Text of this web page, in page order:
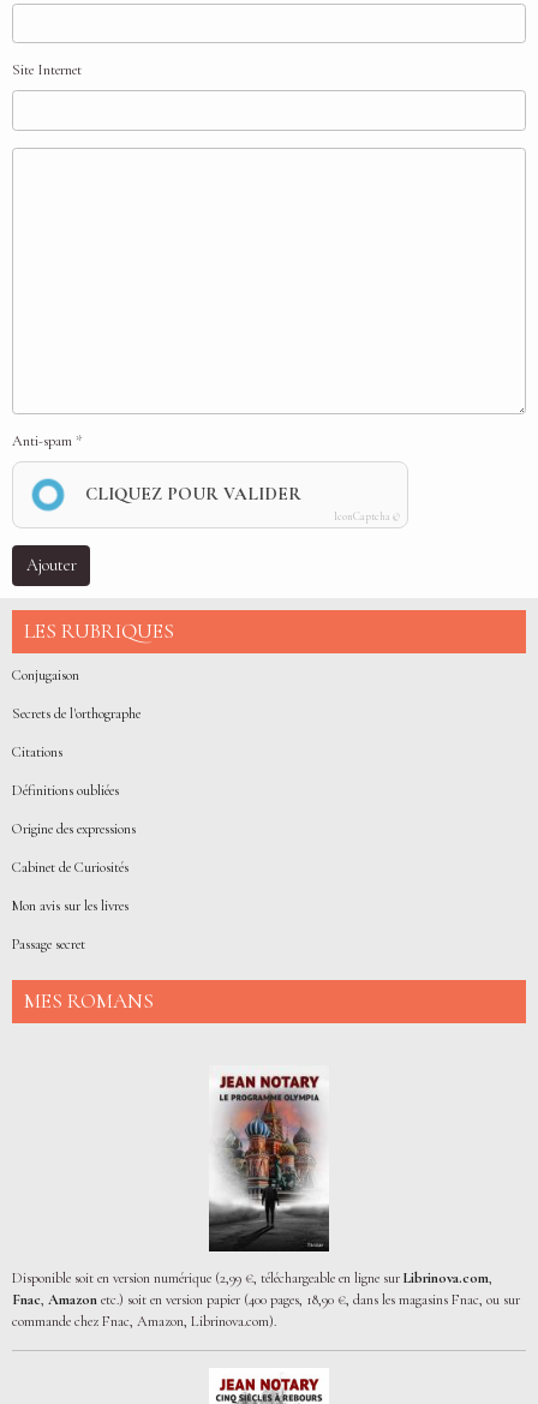
Site Internet
Anti-spam
CLIQUEZ POUR VALIDER
IconCaptcha ©
Ajouter
LES RUBRIQUES
Conjugaison
Secrets de l'orthographe
Citations
Définitions oubliées
Origine des expressions
Cabinet de Curiosités
Mon avis sur les livres
Passage secret
MES ROMANS
Disponible soit en version numérique (2,99 €, téléchargeable en ligne sur Librinova.com,
Fnac, Amazon etc.) soit en version papier (400 pages, 18,90 €, dans les magasins Fnac, ou sur
commande chez Fnac, Amazon, Librinova.com).